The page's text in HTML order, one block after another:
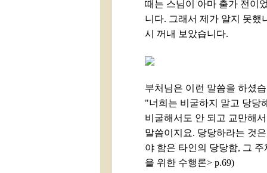
때는 스님이 아마 출가 전이
니다. 그래서 제가 알지 못했
시 꺼내 보았습니다.
부처님은 이런 말씀을 하셨
"너희는 비굴하지 말고 당당
비굴해서도 안 되고 교만해
말씀이지요. 당당하라는 것
야 함은 타인의 당당함, 그
을 위한 수행론> p.69)